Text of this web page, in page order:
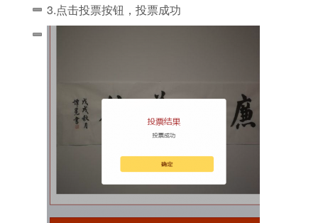
3.点击投票按钮，投票成功